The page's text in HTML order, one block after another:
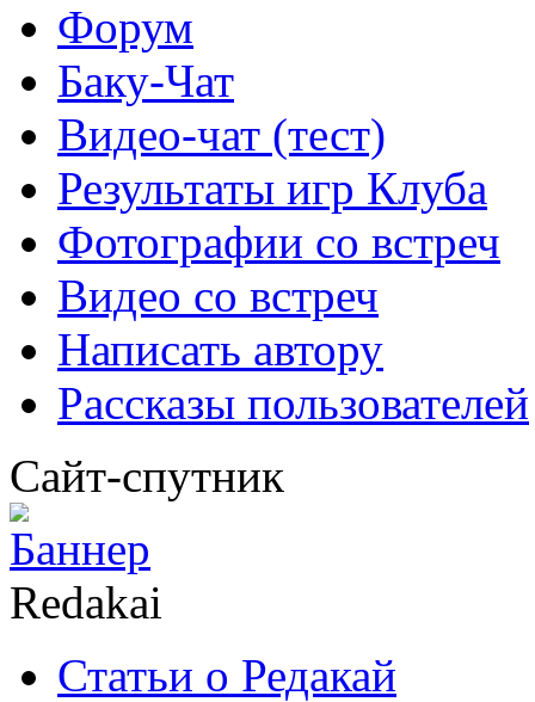
Форум
Баку-Чат
Видео-чат (тест)
Результаты игр Клуба
Фотографии со встреч
Видео со встреч
Написать автору
Рассказы пользователей
Сайт-спутник
Redakai
Статьи о Редакай